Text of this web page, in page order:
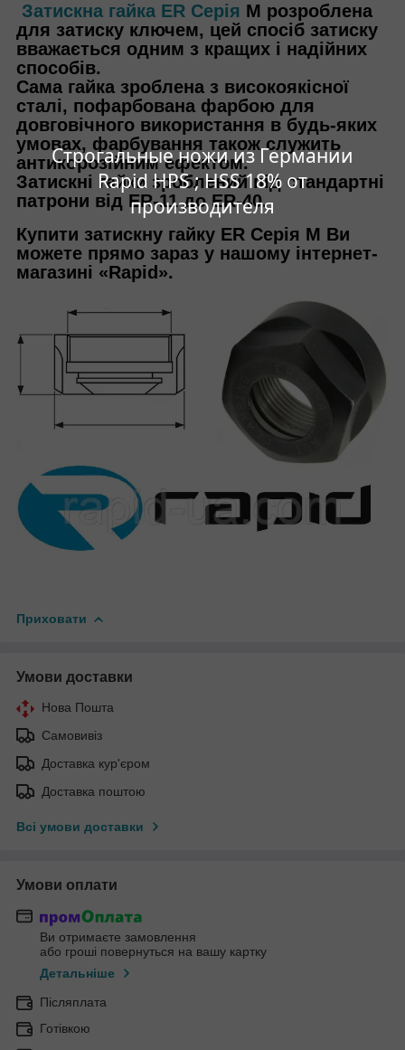
Строгальные ножи из Германии
Rapid HPS ; HSS 18% от
производителя
Затискна гайка ER Серія M розроблена
для затиску ключем, цей спосіб затиску
вважається одним з кращих і надійних
способів.
Сама гайка зроблена з високоякісної
сталі, пофарбована фарбою для
довговічного використання в будь-яких
умовах, фарбування також служить
антикорозійним ефектом.
Затискні гайки зроблений під стандартні
патрони від ER-11 до ER-40.
Купити затискну гайку ER Серія M Ви
можете прямо зараз у нашому інтернет-
магазині «Rapid ».
Приховати
Умови доставки
Нова Пошта
Самовивіз
Доставка кур'єром
Доставка поштою
Всі умови доставки
Умови оплати
Ви отримаєте замовлення
або гроші повернуться на вашу картку
Детальніше
Післяплата
Готівкою